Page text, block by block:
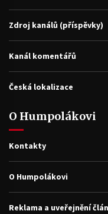
Zdroj kanálů (příspěvky)
Kanál komentářů
Česká lokalizace
O Humpolákovi
Kontakty
O Humpolákovi
Reklama a uveřejnění